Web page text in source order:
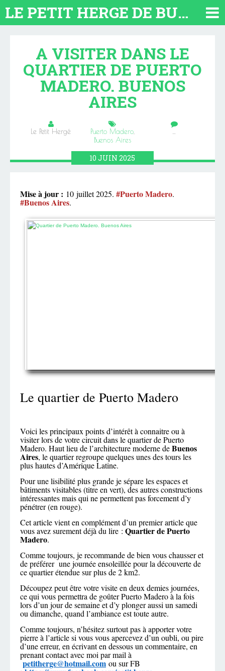
LE PETIT HERGE DE BUENOS AIRES 2026. TOUT SUR L'ARGENTINE
A VISITER DANS LE
QUARTIER DE PUERTO
MADERO. BUENOS
AIRES
Le Petit Hergé Puerto Madero,
Buenos Aires
…
10JUIN2025
Mise à jour : 10 juillet 2025. #Puerto Madero.
#Buenos Aires.
Le quartier de Puerto Madero
Voici les principaux points d’intérêt à connaitre ou à
visiter lors de votre circuit dans le quartier de Puerto
Madero. Haut lieu de l’architecture moderne deBuenos
Aires, le quartier regroupe quelques unes des tours les
plus hautes d’Amérique Latine.
Pour une lisibilité plus grande je sépare les espaces et
bâtiments visitables (titre en vert), des autres constructions
intéressantes mais qui ne permettent pas forcement d’y
pénétrer (en rouge).
Cet article vient en complément d’un premier article que
vous avez surement déjà du lire : Quartier de Puerto
Madero.
Comme toujours, je recommande de bien vous chausser et
de préférer une journée ensoleillée pour la découverte de
ce quartier étendue sur plus de 2 km2.
Découpez peut être votre visite en deux demies journées,
ce qui vous permettra de goûter Puerto Madero à la fois
lors d’un jour de semaine et d’y plonger aussi un samedi
ou dimanche, quand l’ambiance est toute autre.
Comme toujours, n’hésitez surtout pas à apporter votre
pierre à l’article si vous vous apercevez d’un oubli, ou pire
d’une erreur, en écrivant en dessous un commentaire, en
prenant contact avec moi par mail à
petitherge@hotmail.com ou sur FB